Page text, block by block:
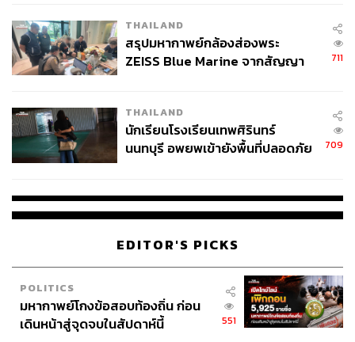
ทั้งนี้ ผลการศึกษาจากแบบจำลองงบประมาณของเพนน์วอร์
ตัน (Penn Wharton Budget Model) พบว่า แนวโน้มการ
ของสหรัฐฯ ที่ 5.8 ล้านล้านดอลลาร์ภายใน 10 ปีข้างหน้า
ขณะที่ในระยะเวลาที่เท่ากัน แนวโน้มการดำเนินนโยบาย
ของแฮร์ริสมีแนวโน้มเพิ่มการขาดดุลดังกล่าวที่ 1.2 ล้านล้าน
ดอลลาร์ หรือกล่าวได้ว่าทรัมป์มีแนวโน้มเพิ่มการขาดดุลงบ
ด้วยแนวโน้มการขาดดุลทางการคลังของสหรัฐฯ ที่เพิ่มมาก
ขึ้น ส่งผลให้การออกพันธบัตรมีแนวโน้มมากขึ้นไปด้วย นับ
เป็นอีกปัจจัยที่จะคอยหนุนให้อัตราผลตอบแทนพันธบัตร
สหรัฐฯ ยังคงค้างตัวอยู่ในระดับสูงหรือไม่ได้ปรับตัวลงมาดังที่
ถูกประเมินไว้ ค่าเงินดอลลาร์จึงมีแนวโน้มได้รับแรงหนุนด้วย
เช่นกัน ซึ่งทั้งหมดที่กล่าวมานี้นับว่าไม่ใช่สถานการณ์เชิง
บวกของราคาทองคำเท่าใดนัก
THAILAND
สรุปมหากาพย์กล้องส่องพระ
ZEISS Blue Marine จากสัญญา
จ่ายหนี้-แอบระบุแบรนด์
711
THAILAND
นักเรียนโรงเรียนเทพศิรินทร์
นนทบุรี อพยพเข้ายังพื้นที่ปลอดภัย
709
EDITOR'S PICKS
POLITICS
มหากาพย์โกงข้อสอบท้องถิ่น ก่อน
เดินหน้าสู่จุดจบในสัปดาห์นี้
551